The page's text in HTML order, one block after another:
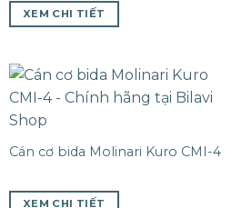
XEM CHI TIẾT
Cán cơ bida Molinari Kuro CMI-4
XEM CHI TIẾT